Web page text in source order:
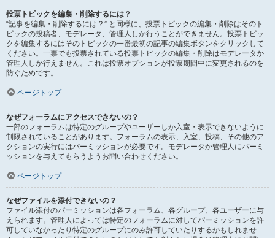
投票トピックを編集・削除するには？
“記事を編集・削除するには？” と同様に、投票トピックの編集・削除はそのト
ピックの投稿者、モデレータ、管理人しか行うことができません。投票トピッ
クを編集するにはそのトピックの一番最初の記事の編集ボタンをクリックして
ください。一票でも投票されている投票トピックの編集・削除はモデレータか
管理人しか行えません。これは投票オプションが投票期間中に変更されるのを
防ぐためです。
ページトップ
なぜフォーラムにアクセスできないの？
一部のフォーラムは特定のグループやユーザーしか入室・表示できないように
制限されていることがあります。フォーラムの表示、入室、投稿、その他のア
クションの実行にはパーミッションが必要です。モデレータか管理人にパーミ
ッションを与えてもらうようお問い合わせください。
ページトップ
なぜファイルを添付できないの？
ファイル添付のパーミッションは各フォーラム、各グループ、各ユーザーに与
えられます。管理人によっては特定のフォーラムに対してパーミッションを許
可していなかったり特定のグループにのみ許可していたりするかもしれませ